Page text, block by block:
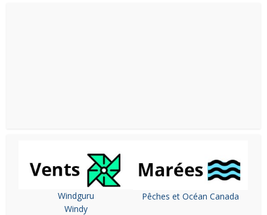
Windguru
Windy
Pêches et Océan Canada